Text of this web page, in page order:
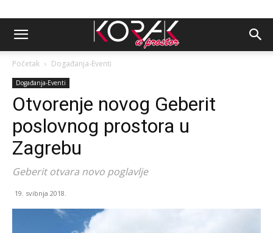
Početak Događanja-Eventi
Događanja-Eventi
Otvorenje novog Geberit
poslovnog prostora u
Zagrebu
Geberit otvara novo poglavlje
19. svibnja 2018.